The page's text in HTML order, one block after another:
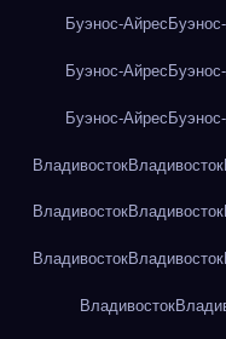
Буэнос-Айрес
Буэнос-Айрес
Буэнос-Айрес
ВладивостокВладивосток
ВладивостокВладивосток
ВладивостокВладивосток
Владивосток